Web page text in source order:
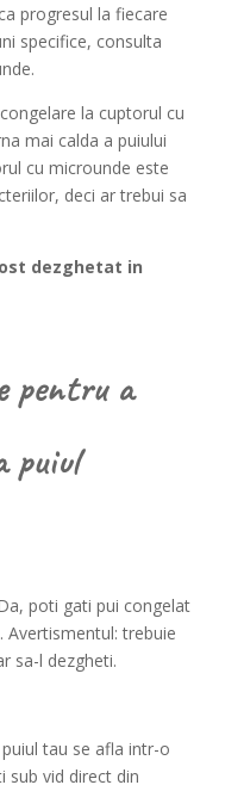
progresul la fiecare
specifice, consulta
la cuptorul cu
mai calda a puiului
cu microunde este
deci ar trebui sa
dezghetat in
pentru a
puiul
poti gati pui congelat
Avertismentul: trebuie
sa-l dezgheti.
tau se afla intr-o
sub vid direct din